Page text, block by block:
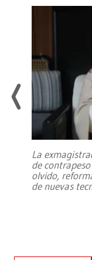
La
de
olvido,
de nuevas